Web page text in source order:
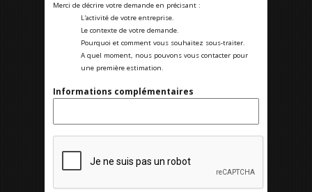
Merci de décrire votre demande en précisant :
L'activité de votre entreprise.
Le contexte de votre demande.
Pourquoi et comment vous souhaitez sous-traiter.
A quel moment, nous pouvons vous contacter pour
une première estimation.
Informations complémentaires